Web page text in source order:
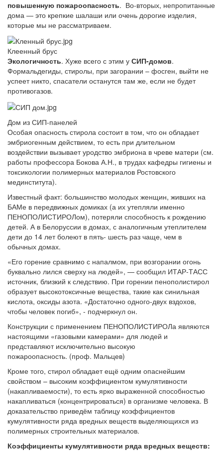
повышенную пожароопасность. Во-вторых, непропитанные
дома — это крепкие шалаши или очень дорогие изделия,
которые мы не рассматриваем.
Клеенный брус
Экологичность. Хуже всего с этим у СИП-домов.
Формальдегиды, стиролы, при загорании – фосген, выйти не
успеет никто, спасатели останутся там же, если не будет
противогазов.
Дом из СИП-панелей
Особая опасность стирола состоит в том, что он обладает
эмбриогенным действием, то есть при длительном
воздействии вызывает уродство эмбриона в чреве матери (см.
работы профессора Бокова А.Н., в трудах кафедры гигиены и
токсикологии полимерных материалов Ростовского
мединститута).
Известный факт: большинство молодых женщин, живших на
БАМе в передвижных домиках (а их утепляли именно
ПЕНОПОЛИСТИРОЛом), потеряли способность к рождению
детей. А в Белоруссии в домах, с аналогичным утеплителем
дети до 14 лет болеют в пять- шесть раз чаще, чем в
обычных домах.
«Его горение сравнимо с напалмом, при возгорании огонь
буквально лился сверху на людей», — сообщил ИТАР-ТАСС
источник, близкий к следствию. При горении пенополистирол
образует высокотоксичные вещества, такие как синильная
кислота, оксиды азота. «Достаточно одного-двух вздохов,
чтобы человек погиб», - подчеркнул он.
Конструкции с применением ПЕНОПОЛИСТИРОЛа являются
настоящими «газовыми камерами» для людей и
представляют исключительно высокую
пожароопасность. (проф. Мальцев)
Кроме того, стирол обладает ещё одним опаснейшим
свойством – высоким коэффициентом кумулятивности
(накапливаемости), то есть ярко выраженной способностью
накапливаться (концентрироваться) в организме человека. В
доказательство приведём таблицу коэффициентов
кумулятивности ряда вредных веществ выделяющихся из
полимерных строительных материалов.
Коэффициенты кумулятивности ряда вредных веществ: